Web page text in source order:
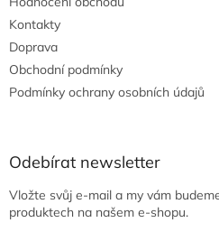
Kontakty
Doprava
Obchodní podmínky
Podmínky ochrany osobních údajů
Odebírat newsletter
Vložte svůj e-mail a my vám
produktech na našem e-shopu.